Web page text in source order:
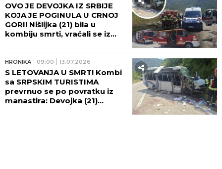
OVO JE DEVOJKA IZ SRBIJE
KOJA JE POGINULA U CRNOJ
GORI! Nišlijka (21) bila u
kombiju smrti, vraćali se iz
HRONIKA 09:00 13.07.2026
S LETOVANJA U SMRT! Kombi
sa SRPSKIM TURISTIMA
prevrnuo se po povratku iz
manastira: Devojka (21)